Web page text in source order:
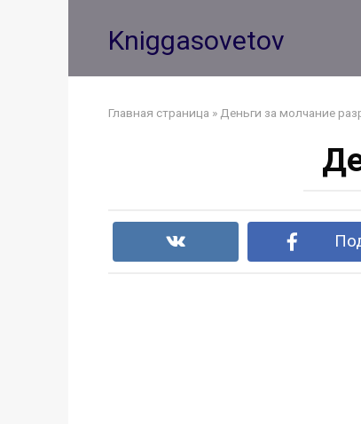
Kniggasovetov
Главная страница » Деньги за молчание